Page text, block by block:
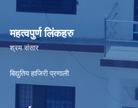
महत्वपुर्ण लिंकहरु
श्रम संसार
बिद्युतिय हाजिरी प्रणाली